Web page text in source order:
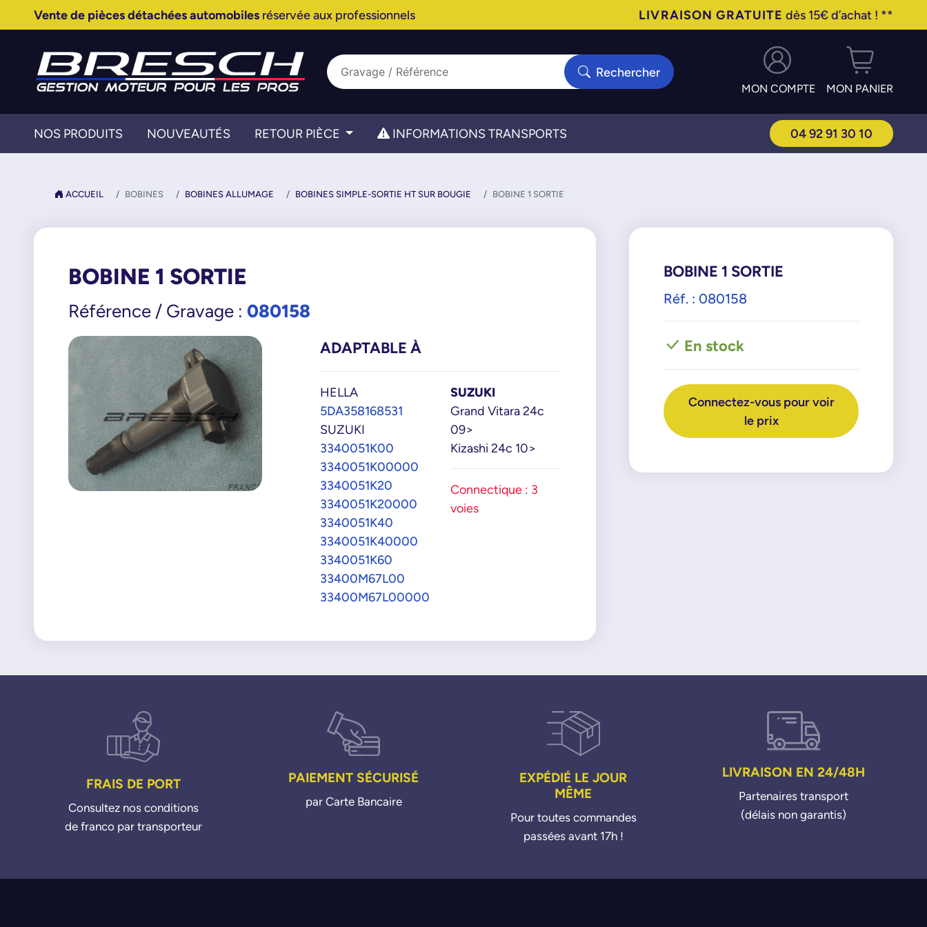
Vente de pièces détachées automobilesréservée aux professionnels LIVRAISON GRATUITE dès 15€ d’achat ! **
Rechercher
MON COMPTE MON PANIER
NOS PRODUITS NOUVEAUTÉS RETOUR PIÈCE INFORMATIONS TRANSPORTS 04 92 91 30 10
ACCUEIL BOBINES BOBINES ALLUMAGE BOBINES SIMPLE-SORTIE HT SUR BOUGIE BOBINE 1 SORTIE
BOBINE 1 SORTIE
Référence / Gravage : 080158
ADAPTABLE À
HELLA
5DA358168531
SUZUKI
3340051K00
3340051K00000
3340051K20
3340051K20000
3340051K40
3340051K40000
3340051K60
33400M67L00
33400M67L00000
SUZUKI
Grand Vitara 24c
09>
Kizashi 24c 10>
Connectique : 3
voies
BOBINE 1 SORTIE
Réf. : 080158
En stock
Connectez-vous pour voir
le prix
FRAIS DE PORT
Consultez nos conditions
de franco par transporteur
PAIEMENT SÉCURISÉ
par Carte Bancaire
EXPÉDIÉ LE JOUR
MÊME
Pour toutes commandes
passées avant 17h !
LIVRAISON EN 24/48H
Partenaires transport
(délais non garantis)